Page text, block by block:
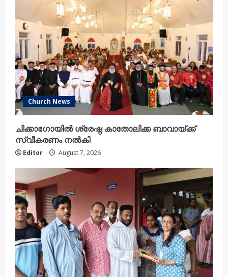
Church News
ചിക്കാഗോയിൽ ശ്രേഷ്ഠ കാതോലിക്ക ബാവായ്ക്ക്
സ്വീകരണം നൽകി
Editor August 7, 2026